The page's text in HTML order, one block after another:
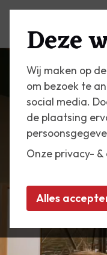
Deze
Wij maken op
om bezoek te
social media.
de plaatsing
Onze privacy-
Alles